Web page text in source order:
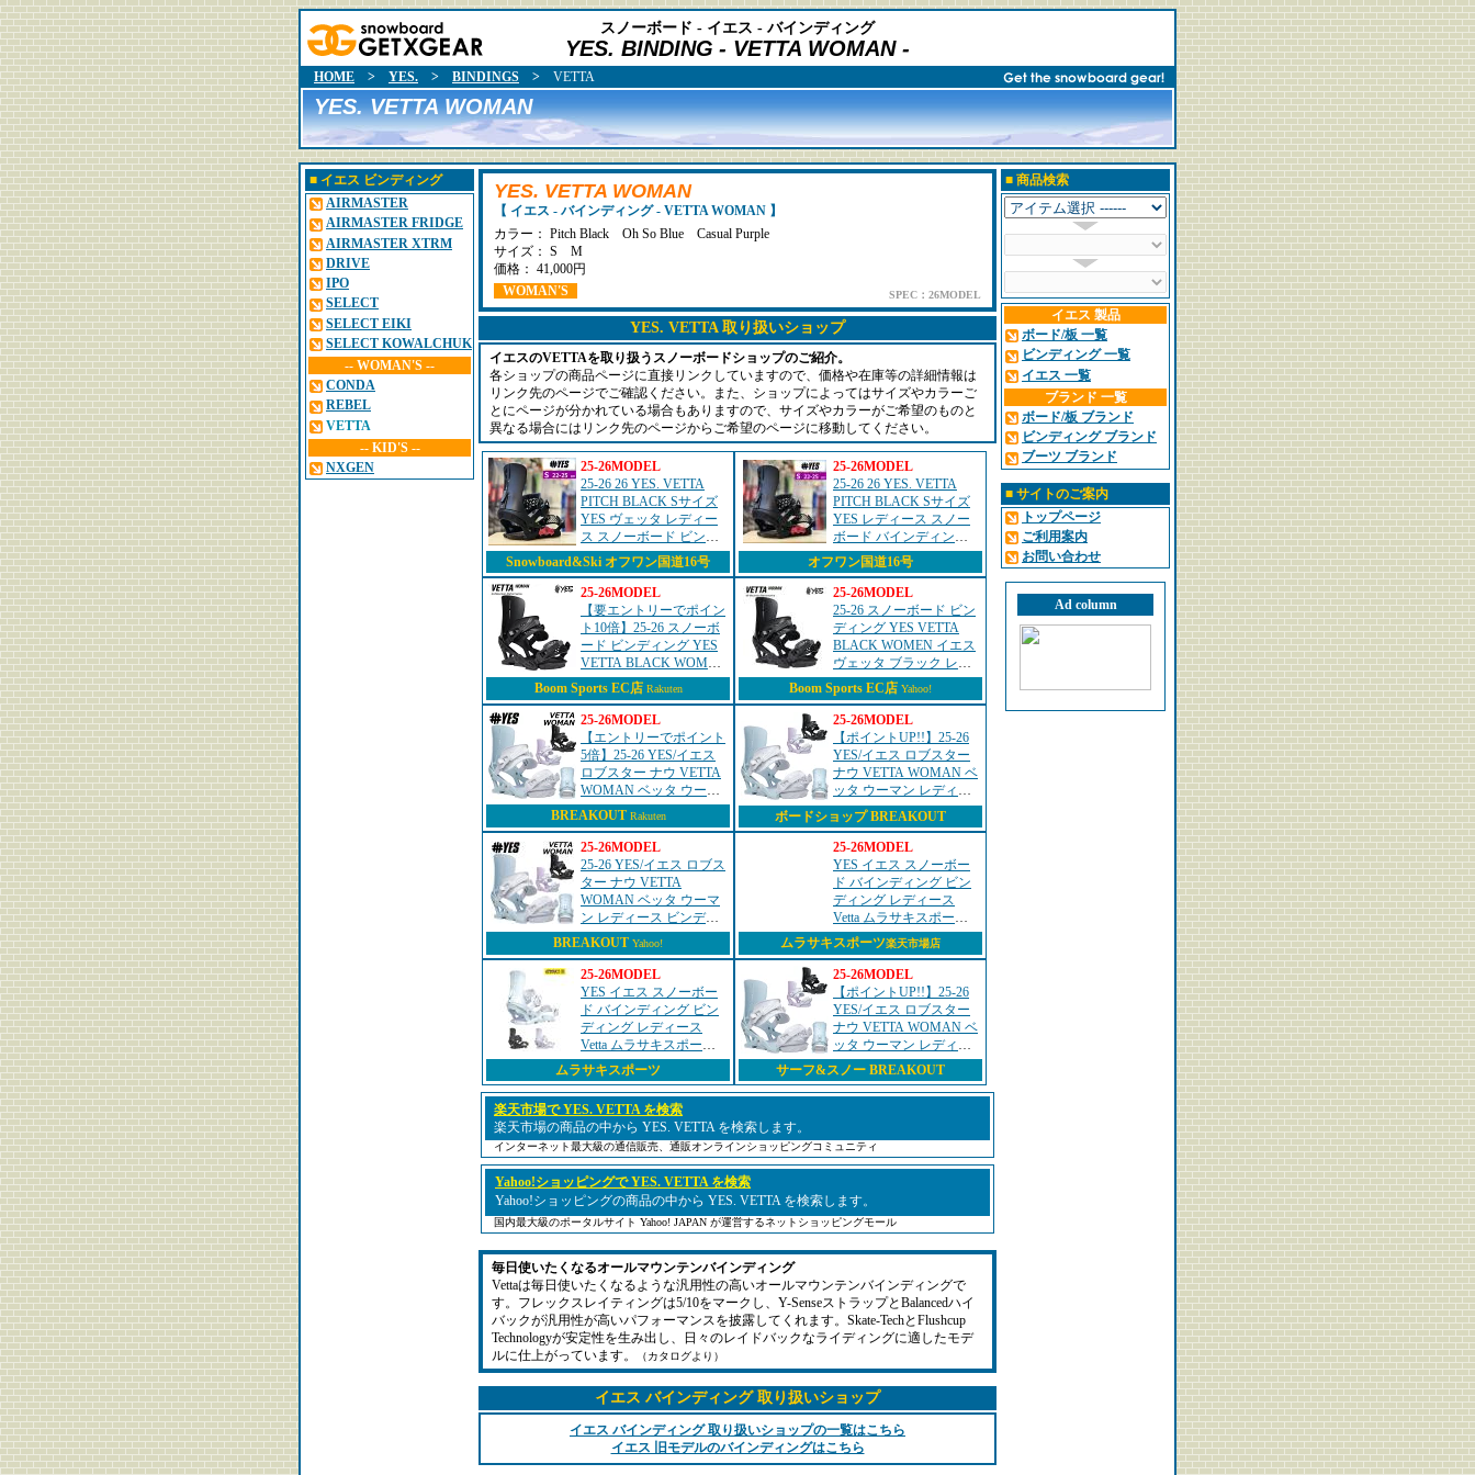
スノーボード - イエス - バインディング
YES. BINDING - VETTA WOMAN -
HOME > YES. > BINDINGS > VETTA
YES. VETTA WOMAN
■ イエス ビンディング
AIRMASTER
AIRMASTER FRIDGE
AIRMASTER XTRM
DRIVE
IPO
SELECT
SELECT EIKI
SELECT KOWALCHUK
-- WOMAN'S --
CONDA
REBEL
VETTA
-- KID'S --
NXGEN
YES. VETTA WOMAN
【 イエス - バインディング - VETTA WOMAN 】
カラー： Pitch Black Oh So Blue
Casual Purple
サイズ： S M
価格： 41,000円
WOMAN'S
SPEC：26MODEL
YES. VETTA 取り扱いショップ
イエスのVETTAを取り扱うスノーボードショップのご紹介。
各ショップの商品ページに直接リンクしていますので、価格や在庫等の詳細情報は
リンク先のページでご確認ください。また、ショップによってはサイズやカラーご
とにページが分かれている場合もありますので、サイズやカラーがご希望のものと
異なる場合にはリンク先のページからご希望のページに移動してください。
25-26MODEL
25-26 26 YES. VETTA
PITCH BLACK Sサイズ
YES ヴェッタ レディー
ス スノーボード ビンデ
ィング バインディング
日本正規品 [MID][対応
ブーツサイ...
Snowboard&Ski オフワン国道16号
25-26MODEL
25-26 26 YES. VETTA
PITCH BLACK Sサイズ
YES レディース スノー
ボード バインディング
日本正規品
オフワン国道16号
25-26MODEL
【要エントリーでポイン
ト10倍】25-26 スノーボ
ード ビンディング YES
VETTA BLACK WOMEN
イエス ヴェッタ ブラッ
ク レディース 日本正規
品
Boom Sports EC店 Rakuten
25-26MODEL
25-26 スノーボード ビン
ディング YES VETTA
BLACK WOMEN イエス
ヴェッタ ブラック レデ
ィース 日本正規品
Boom Sports EC店 Yahoo!
25-26MODEL
【エントリーでポイント
5倍】25-26 YES/イエス
ロブスター ナウ VETTA
WOMAN ベッタ ウーマ
ン レディース ビンディ
ング バインディング ス
ノーボード 2026 型...
BREAKOUT Rakuten
25-26MODEL
【ポイントUP!!】25-26
YES/イエス ロブスター
ナウ VETTA WOMAN ベ
ッタ ウーマン レディー
ス ビンディング バイン
ディング スノーボード
2026 型落ち
ボードショップ BREAKOUT
25-26MODEL
25-26 YES/イエス ロブス
ター ナウ VETTA
WOMAN ベッタ ウーマ
ン レディース ビンディ
ング バインディング ス
ノーボード 2026 型落ち
BREAKOUT Yahoo!
25-26MODEL
YES イエス スノーボー
ド バインディング ビン
ディング レディース
Vetta ムラサキスポーツ
25-26モデル MM D25
ムラサキスポーツ楽天市場店
25-26MODEL
YES イエス スノーボー
ド バインディング ビン
ディング レディース
Vetta ムラサキスポーツ
25-26モデル MM D25
ムラサキスポーツ
25-26MODEL
【ポイントUP!!】25-26
YES/イエス ロブスター
ナウ VETTA WOMAN ベ
ッタ ウーマン レディー
ス ビンディング バイン
ディング スノーボード
2026 型落ち
サーフ&スノー BREAKOUT
楽天市場で YES. VETTA を検索
楽天市場の商品の中から YES. VETTA を検索します。
インターネット最大級の通信販売、通販オンラインショッピングコミュニティ
Yahoo!ショッピングで YES. VETTA を検索
Yahoo!ショッピングの商品の中から YES. VETTA を検索します。
国内最大級のポータルサイト Yahoo! JAPAN が運営するネットショッピングモール
毎日使いたくなるオールマウンテンバインディング
Vettaは毎日使いたくなるような汎用性の高いオールマウンテンバインディングで
す。フレックスレイティングは5/10をマークし、Y-SenseストラップとBalancedハイ
バックが汎用性が高いパフォーマンスを披露してくれます。Skate-TechとFlushcup
Technologyが安定性を生み出し、日々のレイドバックなライディングに適したモデ
ルに仕上がっています。
（カタログより）
イエス バインディング 取り扱いショップ
イエス バインディング 取り扱いショップの一覧はこちら
イエス 旧モデルのバインディングはこちら
■ 商品検索
イエス 製品
ボード/板 一覧
ビンディング 一覧
イエス 一覧
ブランド 一覧
ボード/板 ブランド
ビンディング ブランド
ブーツ ブランド
■ サイトのご案内
トップページ
ご利用案内
お問い合わせ
Ad column